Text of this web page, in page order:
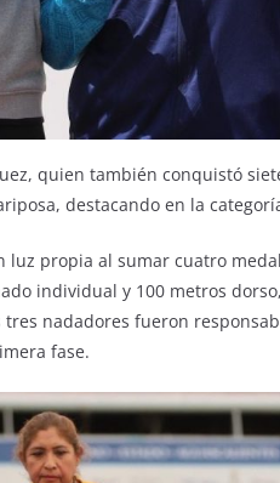
quien también conquistó
destacando en la
luz propia al sumar cuatro
individual y 100 metros
tres nadadores fueron
fase.